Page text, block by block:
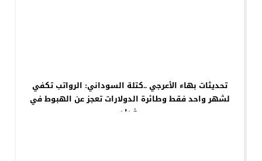
تحديثات بهاء الأعرجي ..كتلة السوداني: الرواتب تكفي
لشهر واحد فقط وطائرة الدولارات تعجز عن الهبوط في
بغداد